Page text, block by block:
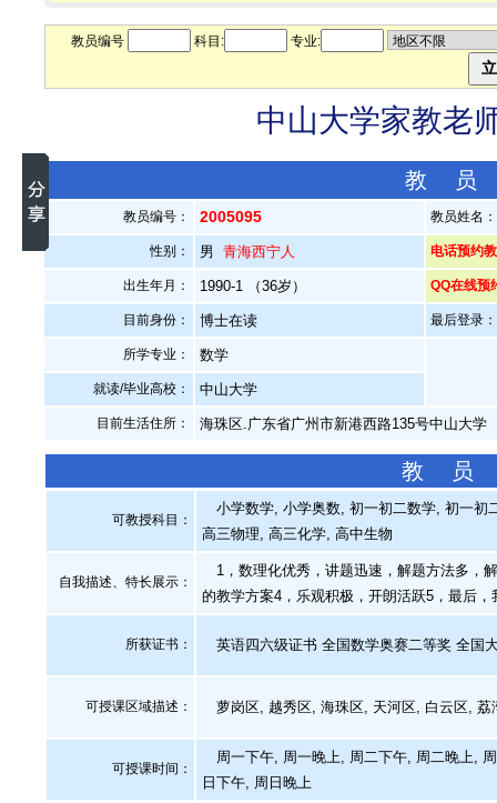
教员编号 科目: 专业:
中山大学家教老
教
教员编号： 2005095 教员姓名
性别： 男青海西宁人 电话预约
出生年月： 1990-1 （36岁） QQ在线预
目前身份： 博士在读 最后登录
所学专业： 数学
就读/毕业高校： 中山大学
目前生活住所： 海珠区.广东省广州市新港西路135号中山大学
教 员
可教授科目：
小学数学, 小学奥数, 初一初二数学, 初一初
高三物理, 高三化学, 高中生物
自我描述、特长展示 ：
1，数理化优秀，讲题迅速，解题方法多，
的教学方案4，乐观积极，开朗活跃5，最后
所获证书 ： 英语四六级证书 全国数学奥赛二等奖 全国
可授课区域描述： 萝岗区, 越秀区, 海珠区, 天河区, 白云区, 荔
可授课时间：
周一下午, 周一晚上, 周二下午, 周二晚上,
日下午, 周日晚上